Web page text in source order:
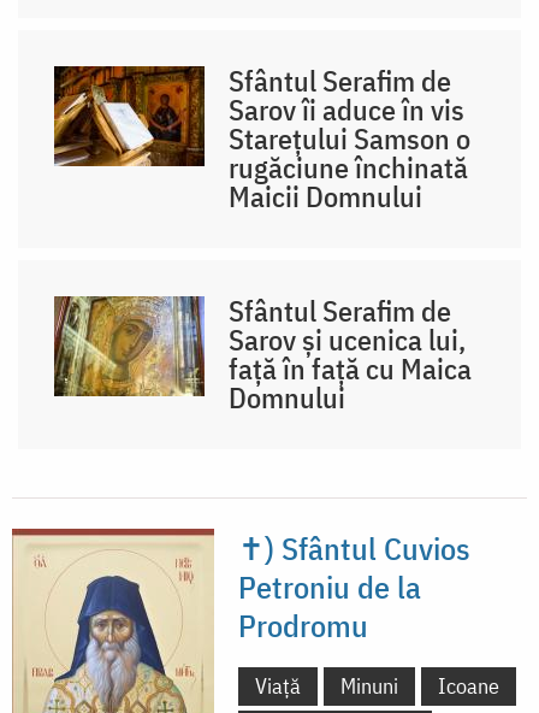
Sfântul Serafim de
Sarov îi aduce în vis
Starețului Samson o
rugăciune închinată
Maicii Domnului
Sfântul Serafim de
Sarov și ucenica lui,
față în față cu Maica
Domnului
✝) Sfântul Cuvios
Petroniu de la
Prodromu
Viață Minuni
Icoane